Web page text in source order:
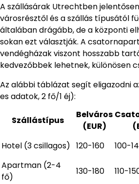
A szállásárak Utrechtben
városrésztől és a szállás típusától
általában drágább, de a központi
sokan ezt választják. A
vendégházak viszont hosszabb
kedvezőbbek lehetnek, különösen
Az alábbi táblázat segít eligazodni
es adatok, 2 fő/1 éj):
Szállástípus
Belváros
(EUR)
Hotel (3 csillagos) 120-160 100-
Apartman (2-4
fő)
130-180 110-